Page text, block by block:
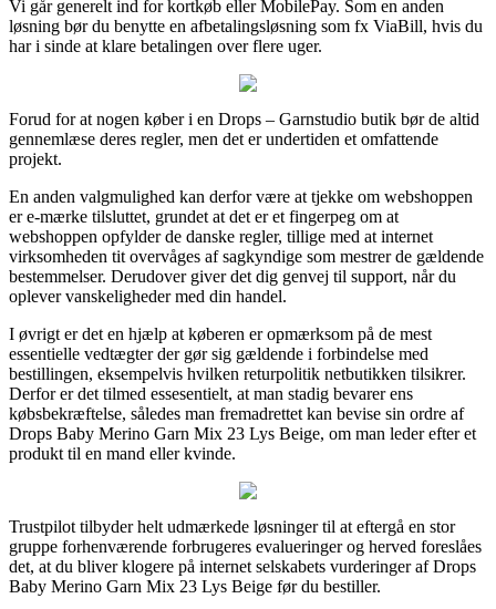
Vi går generelt ind for kortkøb eller MobilePay. Som en anden
løsning bør du benytte en afbetalingsløsning som fx ViaBill, hvis du
har i sinde at klare betalingen over flere uger.
Forud for at nogen køber i en Drops – Garnstudio butik bør de altid
gennemlæse deres regler, men det er undertiden et omfattende
projekt.
En anden valgmulighed kan derfor være at tjekke om webshoppen
er e-mærke tilsluttet, grundet at det er et fingerpeg om at
webshoppen opfylder de danske regler, tillige med at internet
virksomheden tit overvåges af sagkyndige som mestrer de gældende
bestemmelser. Derudover giver det dig genvej til support, når du
oplever vanskeligheder med din handel.
I øvrigt er det en hjælp at køberen er opmærksom på de mest
essentielle vedtægter der gør sig gældende i forbindelse med
bestillingen, eksempelvis hvilken returpolitik netbutikken tilsikrer.
Derfor er det tilmed essesentielt, at man stadig bevarer ens
købsbekræftelse, således man fremadrettet kan bevise sin ordre af
Drops Baby Merino Garn Mix 23 Lys Beige, om man leder efter et
produkt til en mand eller kvinde.
Trustpilot tilbyder helt udmærkede løsninger til at eftergå en stor
gruppe forhenværende forbrugeres evalueringer og herved foreslåes
det, at du bliver klogere på internet selskabets vurderinger af Drops
Baby Merino Garn Mix 23 Lys Beige før du bestiller.